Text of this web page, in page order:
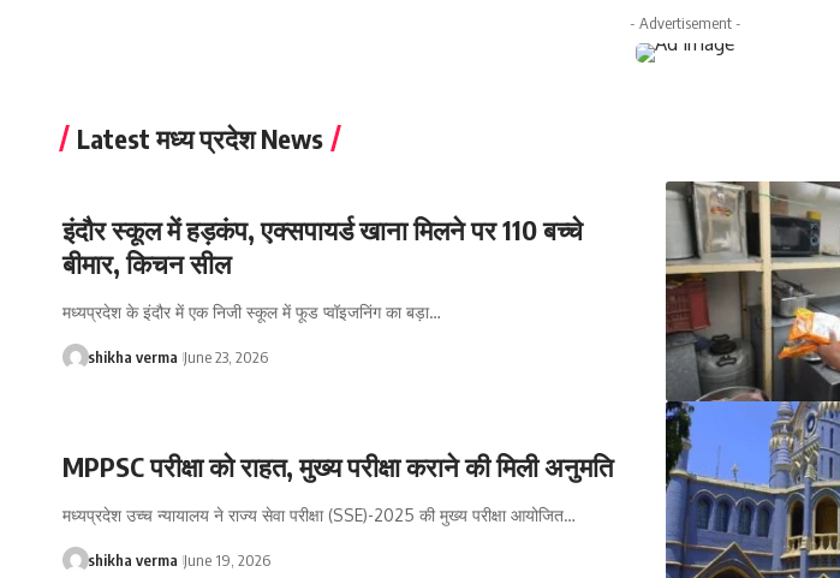
- Advertisement -
Latest मध्य प्रदेश News
इंदौर स्कूल में हड़कंप, एक्सपायर्ड खाना मिलने पर 110 बच्चे
बीमार, किचन सील
मध्यप्रदेश के इंदौर में एक निजी स्कूल में फूड प्वॉइजनिंग का बड़ा…
shikha verma June 23, 2026
MPPSC परीक्षा को राहत, मुख्य परीक्षा कराने की मिली अनुमति
मध्यप्रदेश उच्च न्यायालय ने राज्य सेवा परीक्षा (SSE)-2025 की मुख्य परीक्षा आयोजित…
shikha verma June 19, 2026